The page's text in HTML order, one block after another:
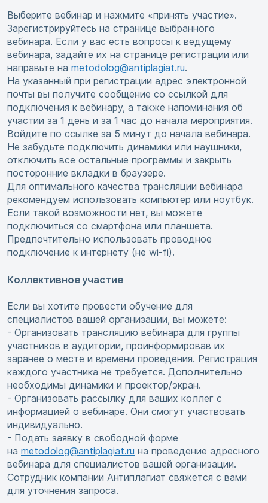
Выберите вебинар и нажмите «принять участие».
Зарегистрируйтесь на странице выбранного
вебинара. Если у вас есть вопросы к ведущему
вебинара, задайте их на странице регистрации или
направьте на metodolog@antiplagiat.ru.
На указанный при регистрации адрес электронной
почты вы получите сообщение со ссылкой для
подключения к вебинару, а также напоминания об
участии за 1 день и за 1 час до начала мероприятия.
Войдите по ссылке за 5 минут до начала вебинара.
Не забудьте подключить динамики или наушники,
отключить все остальные программы и закрыть
посторонние вкладки в браузере.
Для оптимального качества трансляции вебинара
рекомендуем использовать компьютер или ноутбук.
Если такой возможности нет, вы можете
подключиться со смартфона или планшета.
Предпочтительно использовать проводное
подключение к интернету (не wi-fi).
Коллективное участие
Если вы хотите провести обучение для
специалистов вашей организации, вы можете:
- Организовать трансляцию вебинара для группы
участников в аудитории, проинформировав их
заранее о месте и времени проведения. Регистрация
каждого участника не требуется. Дополнительно
необходимы динамики и проектор/экран.
- Организовать рассылку для ваших коллег с
информацией о вебинаре. Они смогут участвовать
индивидуально.
- Подать заявку в свободной форме
на metodolog@antiplagiat.ru на проведение адресного
вебинара для специалистов вашей организации.
Сотрудник компании Антиплагиат свяжется с вами
для уточнения запроса.